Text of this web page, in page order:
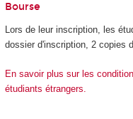
Bourse
Lors de leur inscription, les
dossier d'inscription, 2 copies
En savoir plus sur les
étudiants étrangers.